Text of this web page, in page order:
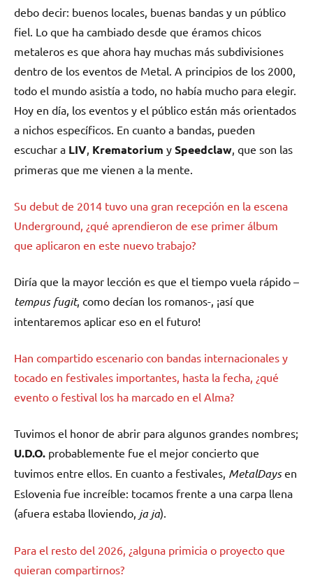
debo decir: buenos locales, buenas bandas y un público
fiel. Lo que ha cambiado desde que éramos chicos
metaleros es que ahora hay muchas más subdivisiones
dentro de los eventos de Metal. A principios de los 2000,
todo el mundo asistía a todo, no había mucho para elegir.
Hoy en día, los eventos y el público están más orientados
a nichos específicos. En cuanto a bandas, pueden
escuchar a LIV Krematorium y Speedclaw , que son las
primeras que me vienen a la mente.
Su debut de 2014 tuvo una gran recepción en la escena
Underground, ¿qué aprendieron de ese primer álbum
que aplicaron en este nuevo trabajo?
Diría que la mayor lección es que el tiempo vuela rápido –
tempus fugit, como decían los romanos-, ¡así que
intentaremos aplicar eso en el futuro!
Han compartido escenario con bandas internacionales y
tocado en festivales importantes, hasta la fecha, ¿qué
evento o festival los ha marcado en el Alma?
Tuvimos el honor de abrir para algunos grandes nombres;
U.D.O. probablemente fue el mejor concierto que
tuvimos entre ellos. En cuanto a festivales, MetalDaysen
Eslovenia fue increíble: tocamos frente a una carpa llena
(afuera estaba lloviendo, ja ja).
Para el resto del 2026, ¿alguna primicia o proyecto que
quieran compartirnos?